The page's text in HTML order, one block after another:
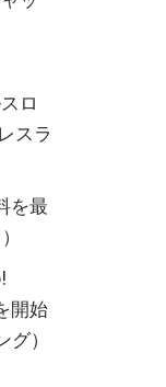
ロ
スラ
を最
開始
）